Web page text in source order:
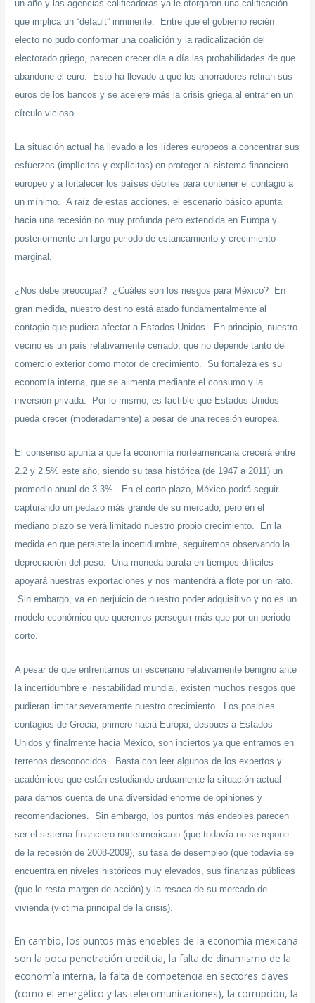
un año y las agencias calificadoras ya le otorgaron una calificación
que implica un “default” inminente. Entre que el gobierno recién
electo no pudo conformar una coalición y la radicalización del
electorado griego, parecen crecer día a día las probabilidades de que
abandone el euro. Esto ha llevado a que los ahorradores retiran sus
euros de los bancos y se acelere más la crisis griega al entrar en un
círculo vicioso.
La situación actual ha llevado a los líderes europeos a concentrar sus
esfuerzos (implícitos y explícitos) en proteger al sistema financiero
europeo y a fortalecer los países débiles para contener el contagio a
un mínimo. A raíz de estas acciones, el escenario básico apunta
hacia una recesión no muy profunda pero extendida en Europa y
posteriormente un largo periodo de estancamiento y crecimiento
marginal.
¿Nos debe preocupar? ¿Cuáles son los riesgos para México? En
gran medida, nuestro destino está atado fundamentalmente al
contagio que pudiera afectar a Estados Unidos. En principio, nuestro
vecino es un país relativamente cerrado, que no depende tanto del
comercio exterior como motor de crecimiento. Su fortaleza es su
economía interna, que se alimenta mediante el consumo y la
inversión privada. Por lo mismo, es factible que Estados Unidos
pueda crecer (moderadamente) a pesar de una recesión europea.
El consenso apunta a que la economía norteamericana crecerá entre
2.2 y 2.5% este año, siendo su tasa histórica (de 1947 a 2011) un
promedio anual de 3.3%. En el corto plazo, México podrá seguir
capturando un pedazo más grande de su mercado, pero en el
mediano plazo se verá limitado nuestro propio crecimiento. En la
medida en que persiste la incertidumbre, seguiremos observando la
depreciación del peso. Una moneda barata en tiempos difíciles
apoyará nuestras exportaciones y nos mantendrá a flote por un rato.
Sin embargo, va en perjuicio de nuestro poder adquisitivo y no es un
modelo económico que queremos perseguir más que por un periodo
corto.
A pesar de que enfrentamos un escenario relativamente benigno ante
la incertidumbre e inestabilidad mundial, existen muchos riesgos que
pudieran limitar severamente nuestro crecimiento. Los posibles
contagios de Grecia, primero hacia Europa, después a Estados
Unidos y finalmente hacia México, son inciertos ya que entramos en
terrenos desconocidos. Basta con leer algunos de los expertos y
académicos que están estudiando arduamente la situación actual
para darnos cuenta de una diversidad enorme de opiniones y
recomendaciones. Sin embargo, los puntos más endebles parecen
ser el sistema financiero norteamericano (que todavía no se repone
de la recesión de 2008-2009), su tasa de desempleo (que todavía se
encuentra en niveles históricos muy elevados, sus finanzas públicas
(que le resta margen de acción) y la resaca de su mercado de
vivienda (victima principal de la crisis).
En cambio, los puntos más endebles de la economía mexicana
son la poca penetración crediticia, la falta de dinamismo de la
economía interna, la falta de competencia en sectores claves
(como el energético y las telecomunicaciones), la corrupción, la